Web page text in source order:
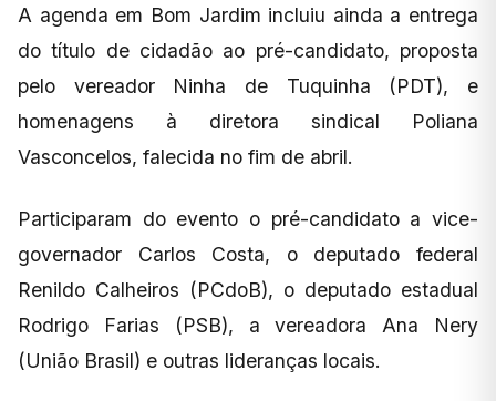
A agenda em Bom Jardim incluiu ainda a entrega
do título de cidadão ao pré-candidato, proposta
pelo vereador Ninha de Tuquinha (PDT), e
homenagens à diretora sindical Poliana
Vasconcelos, falecida no fim de abril.
Participaram do evento o pré-candidato a vice-
governador Carlos Costa, o deputado federal
Renildo Calheiros (PCdoB), o deputado estadual
Rodrigo Farias (PSB), a vereadora Ana Nery
(União Brasil) e outras lideranças locais.